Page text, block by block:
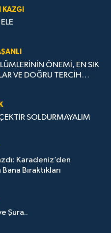
ÖNEMİ, EN SIK
VE DOĞRU TERCİH
SOLDURMAYALIM
Karadeniz’den
Bıraktıkları
Şura..